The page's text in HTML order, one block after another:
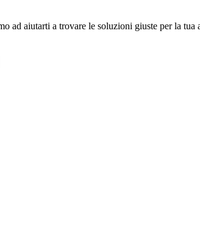
ad aiutarti a trovare le soluzioni giuste per la tua